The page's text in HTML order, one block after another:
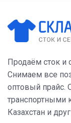
Продаём сток и
Снимаем все
оптовый прайс.
транспортными
Казахстан и